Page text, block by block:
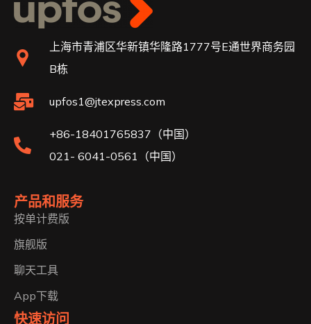
上海市青浦区华新镇华隆路1777号E通世界商务园
B栋
upfos1@jtexpress.com
+86-18401765837（中国）
021- 6041-0561（中国）
产品和服务
按单计费版
旗舰版
聊天工具
App下载
快速访问